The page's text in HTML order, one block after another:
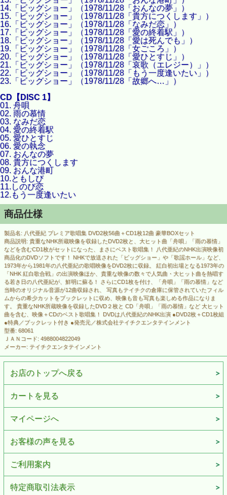
14.「ビッグショー」（1978/11/28「おんなの夢」）
15.「ビッグショー」（1978/11/28「貴方につくします」）
16.「ビッグショー」（1978/11/28「なみだ恋」）
17.「ビッグショー」（1978/11/28「愛の終着駅」）
18.「ビッグショー」（1978/11/28「愛は死んでも」）
19.「ビッグショー」（1978/11/28「女ごころ」）
20.「ビッグショー」（1978/11/28「愛ひとすじ」）
21.「ビッグショー」（1978/11/28「哀歌（エレジー）」）
22.「ビッグショー」（1978/11/28「もう一度逢いたい」）
23.「ビッグショー」（1978/11/28「故郷へ…」）
CD【DISC 1】
01. 舟唄
02. 雨の慕情
03. なみだ恋
04. 愛の終着駅
05. 愛ひとすじ
06. 愛の執念
07. おんなの夢
08. 貴方につくします
09. おんな港町
10.ともしび
11.しのび恋
12.もう一度逢いたい
商品仕様
製品名: 八代亜紀 プレミア歌唱集 DVD2枚56曲＋CD1枚12曲 豪華BOXセット
商品説明: 貴重なNHK所蔵映像を収録したDVD2枚と、大ヒット曲「舟唄」「雨の慕情」
などを含むCD1枚がセットになった、まさにベスト歌唱集！ 八代亜紀のNHK出演映像初
商品化のDVDソフトです！ NHKで放送された「ビッグショー」や「歌謡ホール」など、
1973年から1981年の八代亜紀の歌唱映像をDVD2枚に収録。 紅白初出場となる1973年の
「NHK 紅白歌合戦」の出演映像ほか、貴重な映像の数々で人気曲・大ヒット曲を熱唱す
る若き日の八代亜紀が、鮮明に蘇る！ さらにCD1枚を付け、「舟唄」「雨の慕情」など
当時のオリジナル音源が12曲収録され、 写真もテイチクの倉庫に保管されていたフィル
ムからの希少カットをブックレットに収め、映像も音も写真も楽しめる作品になりま
す。 貴重なNHK所蔵映像を収録したDVD２枚と CD「舟唄」「雨の慕情」など 大ヒット
曲を含む、映像＋CDのベスト歌唱集！ DVDは八代亜紀のNHK出演 ●DVD2枚＋CD1枚組
●特典／ブックレット付き ●発売元／株式会社テイチクエンタテインメント
型番: 68061
ＪＡＮコード: 4988004822049
メーカー: テイチクエンタテインメント
お店のトップへ戻る
カートを見る
マイページへ
お客様の声を見る
ご利用案内
特定商取引法表示